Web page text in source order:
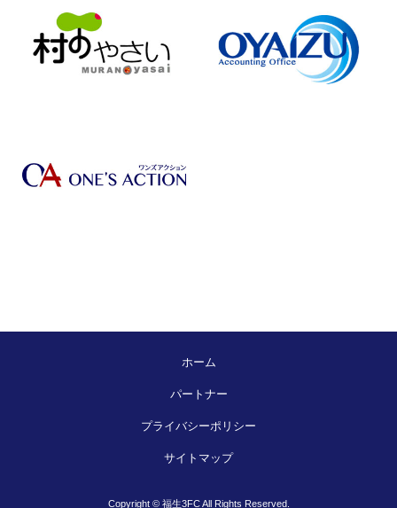
ホーム
パートナー
プライバシーポリシー
サイトマップ
Copyright © 福生3FC All Rights Reserved.